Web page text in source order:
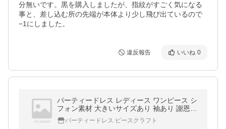
分無いです。黒を購入しましたが、指紋がすごく気になる
事と、差し込む所の先端が本体より少し飛び出ているので
−1にしました。
違反報告 いいね 0
パーティードレス レディース ワンピース シ
フォン素材 大きいサイズあり 袖あり 謝恩会
二次会 ブライダル 結婚式ドレス 20代 30代
安い■11
パーティードレス ピースクラフト